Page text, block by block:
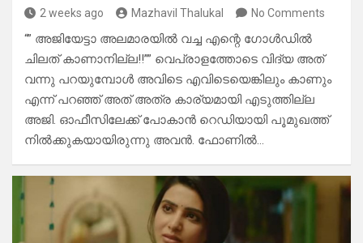
2 weeks ago Mazhavil Thalukal No Comments
“” അജിയേട്ടാ അലമാരയിൽ വച്ച എന്റെ ഗോൾഡിൽ
ചിലത് കാണാനില്ല!!”” ​വെപ്രാളത്തോടെ വിദ്യ അത്
വന്നു പറയുമ്പോൾ അവിടെ എവിടെയെങ്കിലും കാണും
എന്ന് പറഞ്ഞ് അത് അത്ര കാര്യമായി എടുത്തില്ല
അജി. ഓഫീസിലേക്ക് പോകാൻ റെഡിയായി പൂമുഖത്ത്
നിൽക്കുകയായിരുന്നു അവൻ. ഫോണിൽ…